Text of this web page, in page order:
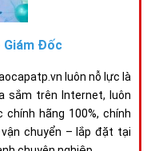
Giám Đốc
luôn nỗ lực là
sắm trên Internet, luôn
hãng 100%, chính
chuyển – lắp đặt tại